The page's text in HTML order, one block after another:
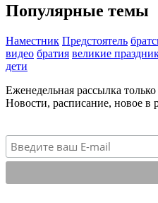
Популярные темы
Наместник Предстоятель
видео братия великие
дети
Еженедельная рассылка
Новости, расписание, новое в